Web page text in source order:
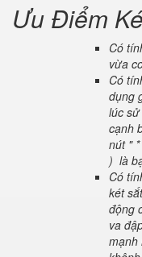
Ưu Điểm
Có
vừa
Có
dụng
lúc
cạnh
nút "
) là
Có
két
động
va
mạnh